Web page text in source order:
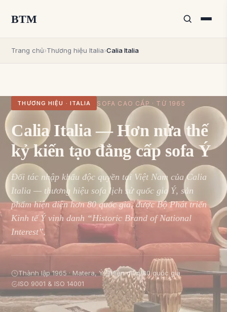
BTM
Trang chủ›Thương hiệu Italia›Calia Italia
THƯƠNG HIỆU · ITALIA SOFA CAO CẤP · TỪ 1965
Calia Italia — Hơn nửa thế
kỷ kiến tạo đẳng cấp sofa Ý
Đối tác nhập khẩu độc quyền tại Việt Nam của Calia
Italia — thương hiệu sofa lịch sử quốc gia Ý, sản
phẩm hiện diện hơn 80 quốc gia, được Bộ Phát triển
Kinh tế Ý vinh danh “Historic Brand of National
Interest”.
Thành lập 1965 · Matera, Ý
Hiện diện 80 quốc gia
ISO 9001 & ISO 14001